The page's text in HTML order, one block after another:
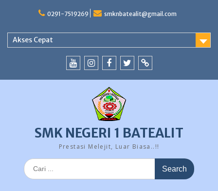
0291-7519269 smknbatealit@gmail.com
Akses Cepat
SMK NEGERI 1 BATEALIT
Prestasi Melejit, Luar Biasa..!!
Search
for: